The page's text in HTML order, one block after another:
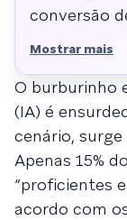
conversão
específicos
de serviços
monitoram
metas de
Mostrar mais
O burburinho
(IA) é
cenário,
Apenas 15%
“proficientes
acordo com